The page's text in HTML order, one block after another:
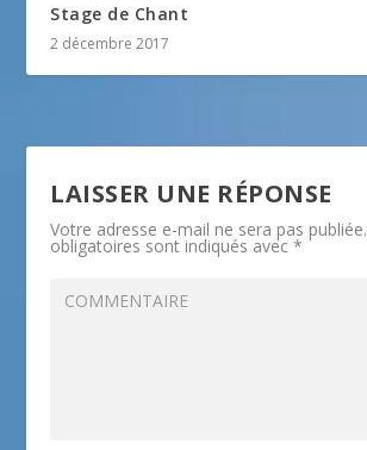
Stage de Chant
2 décembre 2017
LAISSER UNE RÉPONSE
Votre adresse e-mail ne sera pas publiée.
obligatoires sont indiqués avec*